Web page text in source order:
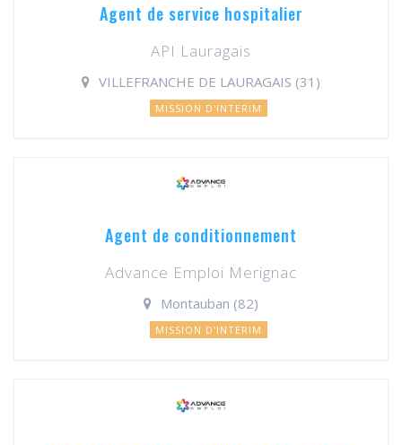
Agent de service hospitalier
API Lauragais
VILLEFRANCHE DE LAURAGAIS (31)
MISSION D'INTERIM
Agent de conditionnement
Advance Emploi Merignac
Montauban (82)
MISSION D'INTERIM